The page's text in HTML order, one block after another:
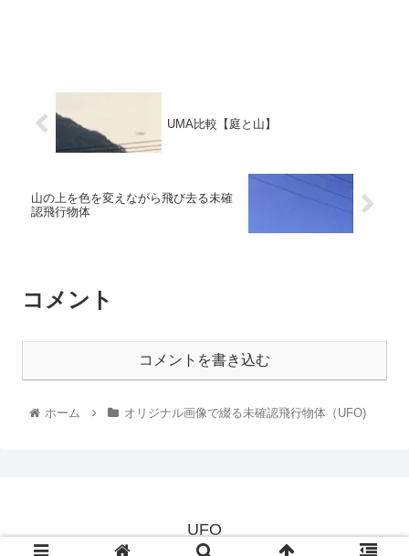
UMA比較【庭と山】
山の上を色を変えながら飛び去る未確
認飛行物体
コメント
コメントを書き込む
ホーム オリジナル画像で綴る未確認飛行物体（UFO)
UFO